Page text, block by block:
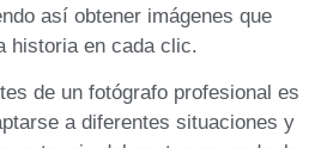
así obtener imágenes que
​historia en cada clic.
de un fotógrafo profesional ​es
a diferentes situaciones y